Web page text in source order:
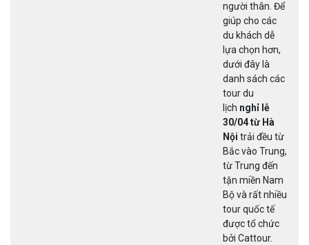
người thân. Để
giúp cho các
du khách dễ
lựa chọn hơn,
dưới đây là
danh sách các
tour du
lịch nghỉ lễ
30/04 từ Hà
Nội trải đều từ
Bắc vào Trung,
từ Trung đến
tận miền Nam
Bộ và rất nhiều
tour quốc tế
được tổ chức
bởi Cattour.